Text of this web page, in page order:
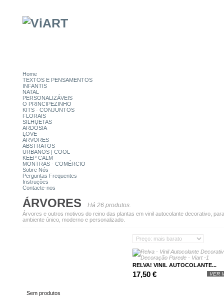
Home
TEXTOS E PENSAMENTOS
INFANTIS
NATAL
PERSONALIZÁVEIS
O PRINCIPEZINHO
KITS - CONJUNTOS
FLORAIS
SILHUETAS
ARDÓSIA
LOVE
ÁRVORES
ABSTRATOS
URBANOS | COOL
KEEP CALM
MONTRAS - COMÉRCIO
Sobre Nós
Perguntas Frequentes
Instruções
Contacte-nos
ÁRVORES Há 26 produtos.
Árvores e outros motivos do reino das plantas em vinil autocolante decorativo,
ambiente único, moderno e personalizado.
RELVA! VINIL AUTOCOLANTE...
17,50 € VER
Sem produtos